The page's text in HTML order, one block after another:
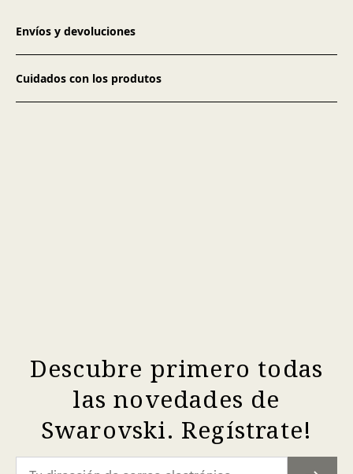
Envíos y devoluciones
Cuidados con los produtos
Descubre primero todas
las novedades de
Swarovski. Regístrate!